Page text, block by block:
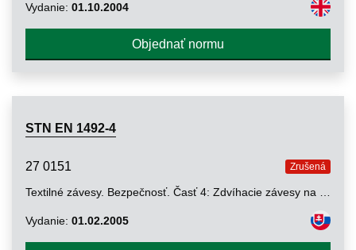
Vydanie: 01.10.2004
Objednať normu
STN EN 1492-4
27 0151 Zrušená
Vydanie: 01.02.2005